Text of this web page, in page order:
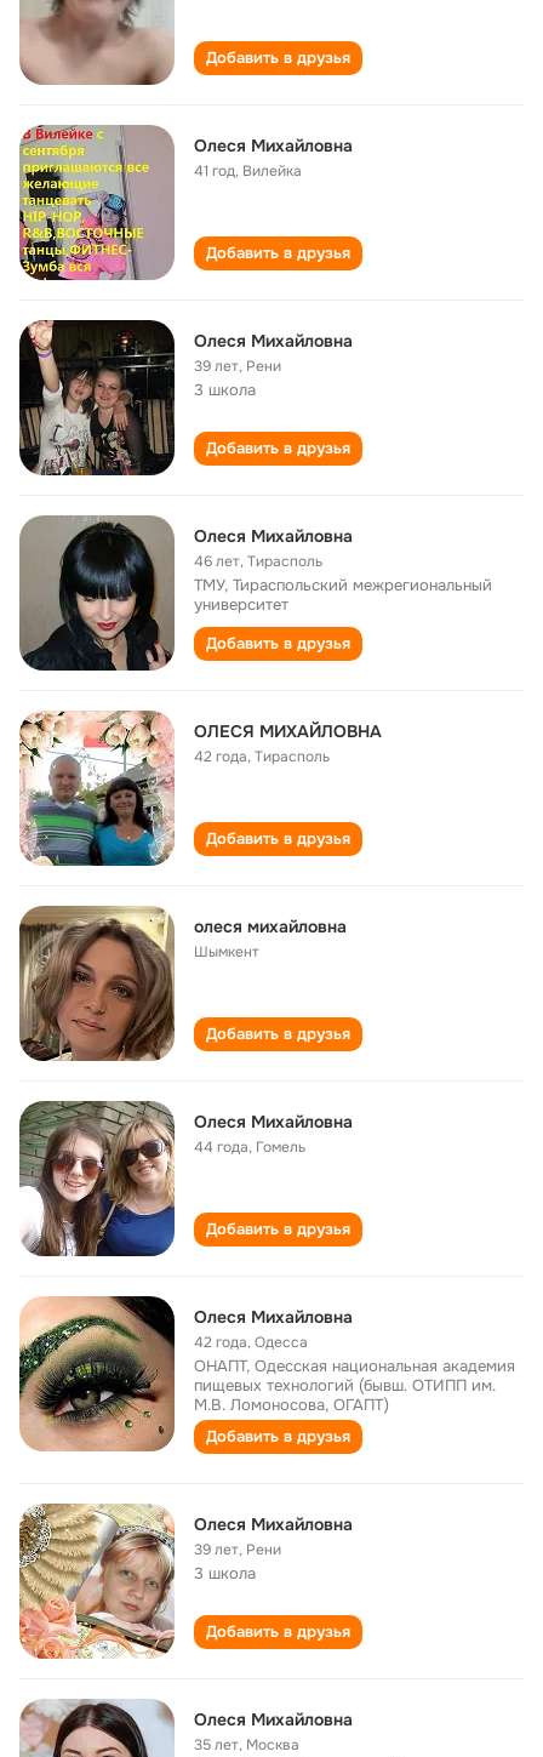
Добавить в друзья
Олеся Михайловна
41 год, Вилейка
Добавить в друзья
Олеся Михайловна
39 лет, Рени
3 школа
Добавить в друзья
Олеся Михайловна
46 лет,Тирасполь
ТМУ, Тираспольский межрегиональный
университет
Добавить в друзья
ОЛЕСЯ МИХАЙЛОВНА
42 года,Тирасполь
Добавить в друзья
олеся михайловна
Шымкент
Добавить в друзья
Олеся Михайловна
44 года, Гомель
Добавить в друзья
Олеся Михайловна
42 года,Одесса
ОНАПТ, Одесская национальная академия
пищевых технологий (бывш. ОТИПП им.
М.В. Ломоносова, ОГАПТ)
Добавить в друзья
Олеся Михайловна
39 лет, Рени
3 школа
Добавить в друзья
Олеся Михайловна
35 лет, Москва